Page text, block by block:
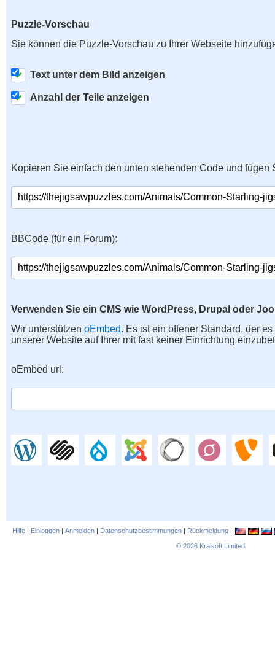
Puzzle-Vorschau
Sie können die Puzzle-Vorschau zu Ihrer Webseite
Text unter dem Bild anzeigen
Anzahl der Teile anzeigen
Kopieren Sie einfach den unten stehenden Code und fügen
BBCode (für ein Forum):
Verwenden Sie ein CMS wie WordPress, Drupal oder
Wir unterstützen oEmbed. Es ist ein offener Standard, der
unserer Website auf Ihrer mit fast keiner Einrichtung
oEmbed url:
Hilfe | Einloggen | Anmelden | Datenschutzbestimmungen | Rückmeldung |
© 2026 Kraisoft Limited